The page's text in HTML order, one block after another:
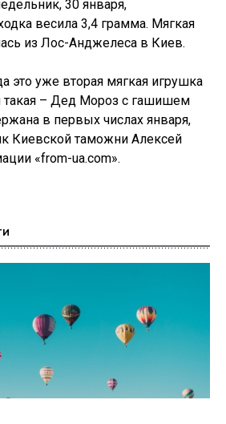
30 января,
весила 3,4 грамма. Мягкая
из Лос-Анджелеса в Киев.
это уже вторая мягкая игрушка
такая – Дед Мороз с гашишем
в первых числах января,
Киевской таможни Алексей
«from-ua.com».